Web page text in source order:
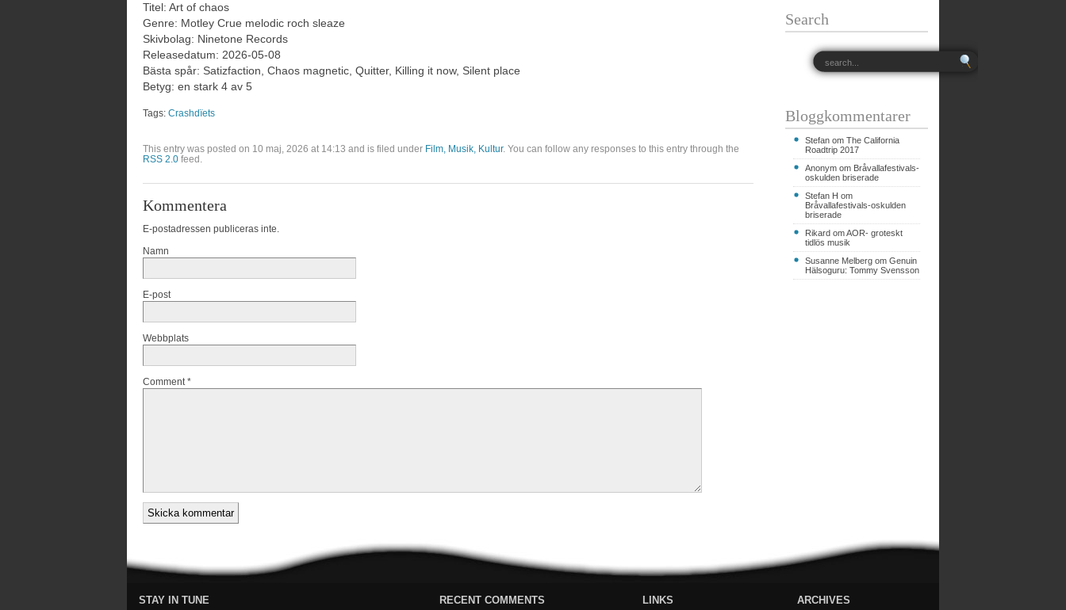
Titel: Art of chaos
Genre: Motley Crue melodic roch sleaze
Skivbolag: Ninetone Records
Releasedatum: 2026-05-08
Bästa spår: Satizfaction, Chaos magnetic, Quitter, Killing it now, Silent place
Betyg: en stark 4 av 5
Tags: Crashdïets
This entry was posted on 10 maj, 2026 at 14:13 and is filed under Film, Musik, Kultur. You can follow any responses to this entry through the
RSS 2.0 feed.
Kommentera
E-postadressen publiceras inte.
Namn
E-post
Webbplats
Comment *
Search
Bloggkommentarer
Stefan om The California
Roadtrip 2017
Anonym om Bråvallafestivals-
oskulden briserade
Stefan H om
Bråvallafestivals-oskulden
briserade
Rikard omAOR- groteskt
tidlös musik
Susanne Melberg om Genuin
Hälsoguru: Tommy Svensson
STAY IN TUNE RECENT COMMENTS LINKS ARCHIVES